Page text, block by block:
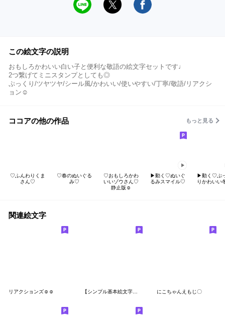
この絵文字の説明
おもしろかわいい白い子と便利な敬語の絵文字セットです♩
2つ繋げてミニスタンプとしても◎
ぷっくり/ツヤツヤ/シール風/かわいい/使いやすい/丁寧/敬語/リアクシ
ョン☺︎
ココアの他の作品 もっと見る
♡ふんわりくま
さん♡
♡春のぬいぐる
み♡
♡おもしろかわ
いいゾウさん♡
静止版☺︎
▶︎動く♡ぬいぐ
るみスマイル♡
▶︎動く♡ぷ
りかわいい
関連絵文字
リアクションズ☺︎☺︎ にこちゃんえもじ〇